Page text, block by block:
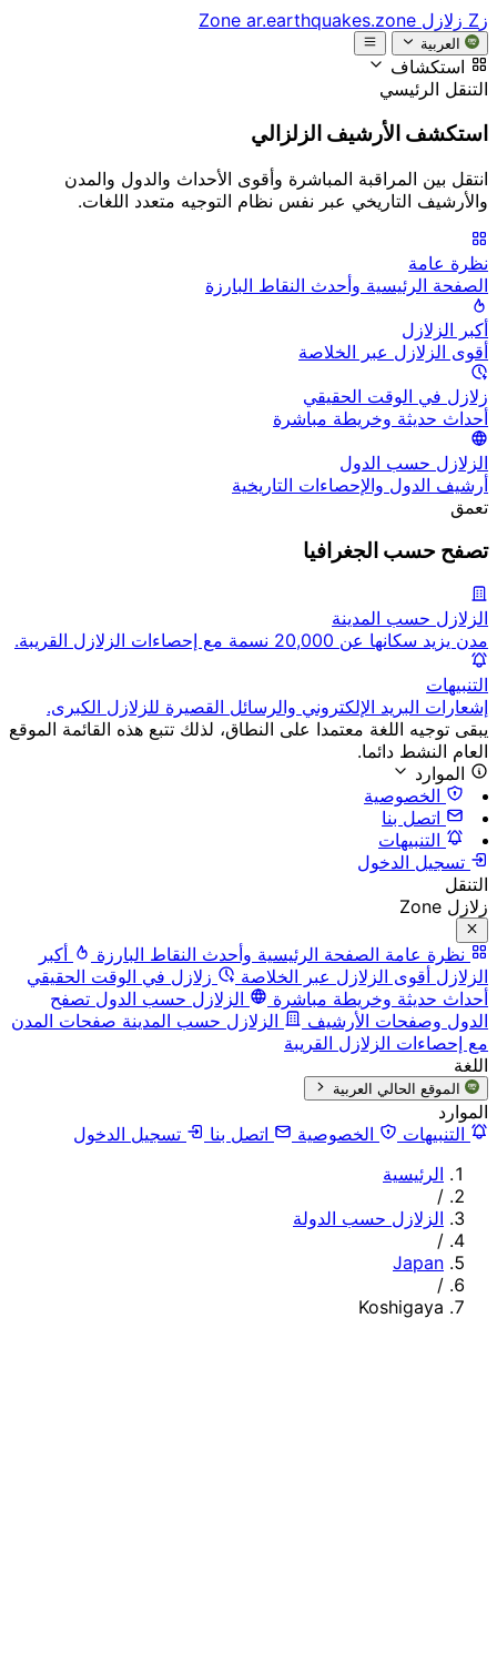
زZ زلازل Zone ar.earthquakes.zone
العربية
استكشاف
التنقل الرئيسي
استكشف الأرشيف الزلزالي
انتقل بين المراقبة المباشرة وأقوى الأحداث والدول والمدن
والأرشيف التاريخي عبر نفس نظام التوجيه متعدد اللغات.
نظرة عامة
الصفحة الرئيسية وأحدث النقاط البارزة
أكبر الزلازل
أقوى الزلازل عبر الخلاصة
زلازل في الوقت الحقيقي
أحداث حديثة وخريطة مباشرة
الزلازل حسب الدول
أرشيف الدول والإحصاءات التاريخية
تعمق
تصفح حسب الجغرافيا
الزلازل حسب المدينة
مدن يزيد سكانها عن 20,000 نسمة مع إحصاءات الزلازل القريبة.
التنبيهات
إشعارات البريد الإلكتروني والرسائل القصيرة للزلازل الكبرى.
يبقى توجيه اللغة معتمدا على النطاق، لذلك تتبع هذه القائمة الموقع
العام النشط دائما.
الموارد
الخصوصية
اتصل بنا
التنبيهات
تسجيل الدخول
التنقل
زلازل Zone
نظرة عامة الصفحة الرئيسية وأحدث النقاط البارزة
أكبر
الزلازل أقوى الزلازل عبر الخلاصة
زلازل في الوقت الحقيقي
أحداث حديثة وخريطة مباشرة
الزلازل حسب الدول تصفح
الدول وصفحات الأرشيف
الزلازل حسب المدينة صفحات المدن
مع إحصاءات الزلازل القريبة
اللغة
الموقع الحالي العربية
الموارد
التنبيهات
الخصوصية اتصل بنا
تسجيل الدخول
الرئيسية
/
الزلازل حسب الدولة
/
Japan
/
Koshigaya